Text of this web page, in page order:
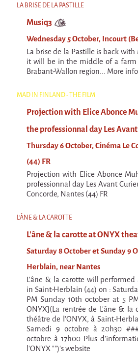
And before that?
Risque ZérO
BOI
Capilotractées
C'est quand qu'on va où !?
Roue de la Mort (Wheel
Sur le Chemin de la Route
L'herbe tendre
La F.R.A.P.
the Wagon Vagabond
Parasites
In Brittany
Territorial projects
On-site projects
Générations Cirque
La Première Fois - The
Implantations au Relecq
Dédoublez-moi
LA BRISE DE LA PASTILLE
Musiq3
Wednesday 5 October, Incourt
La brise de la Pastille is back
it will be in the middle of a
Brabant-Wallon region... More
MAD IN FINLAND - THE FILM
Projection with Elice Abonce
the professionnal day Les Avant
Thursday 6 October, Cinéma Le
(44) FR
Projection with Elice Abonce
professionnal day Les Avant
Concorde, Nantes (44) FR
L'ÂNE & LA CAROTTE
L'âne & la carotte at ONYX
Saturday 8 October et Sunday 9
Herblain, near Nantes
L'âne & la carotte will performed
in Saint-Herblain (44) on :
PM Sunday 10th october at 5
ONYX](La rentrée de L'âne & la
théâtre de l'ONYX, à Saint-
Samedi 9 octobre à 20h30
octobre à 17h00 Plus
l'ONYX "")'s website